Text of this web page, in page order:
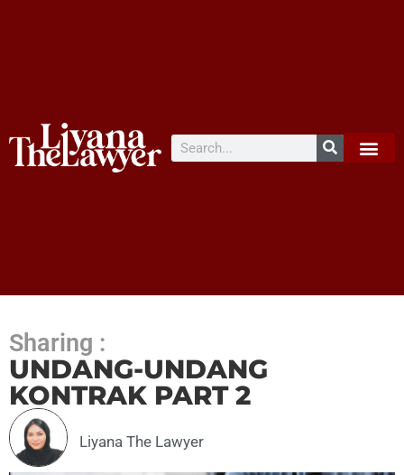
Sharing :
UNDANG-UNDANG
KONTRAK PART 2
Liyana The Lawyer